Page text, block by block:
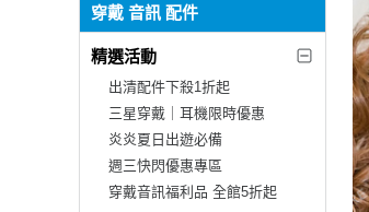
穿戴 音訊 配件
精選活動
出清配件下殺1折起
三星穿戴｜耳機限時優惠
炎炎夏日出遊必備
週三快閃優惠專區
穿戴音訊福利品 全館5折起